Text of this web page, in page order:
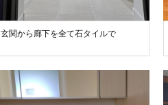
玄関から廊下を全て石タイルで